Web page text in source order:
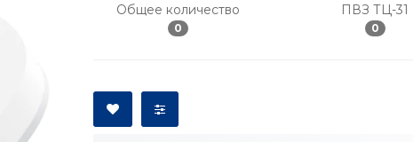
Общее количество
0
ПВЗ ТЦ-31
0